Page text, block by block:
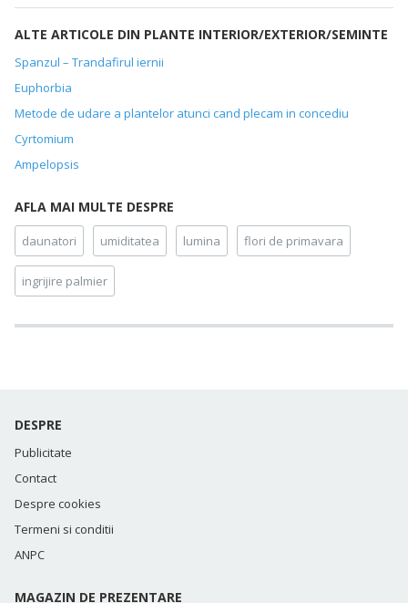
ALTE ARTICOLE DIN PLANTE INTERIOR/EXTERIOR/SEMINTE
Spanzul – Trandafirul iernii
Euphorbia
Metode de udare a plantelor atunci cand plecam in concediu
Cyrtomium
Ampelopsis
AFLA MAI MULTE DESPRE
daunatori umiditatea lumina flori de primavara
ingrijire palmier
DESPRE
Publicitate
Contact
Despre cookies
Termeni si conditii
ANPC
MAGAZIN DE PREZENTARE